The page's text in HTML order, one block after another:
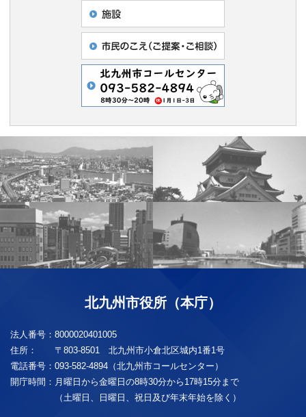
北九州市役所（本庁）
法人番号： 8000020401005
住所：
〒803-8501 北九州市小倉北区城内1番1号
電話番号： 093-582-4894（北九州市コールセンター）
開庁時間： 月曜日から金曜日の8時30分から17時15分まで
（土曜日、日曜日、祝日及び年末年始を除く）